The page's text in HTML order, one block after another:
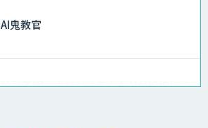
AI鬼教官
設計不明の古いシステムをAIが解析して